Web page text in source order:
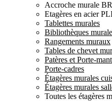
Accroche murale
Etagères en acier
Tablettes murales
Bibliothèques
Rangements muraux
Tables de chevet
Patères et Porte-
Porte-cadres
Étagères murales
Étagères murales
Toutes les étagères